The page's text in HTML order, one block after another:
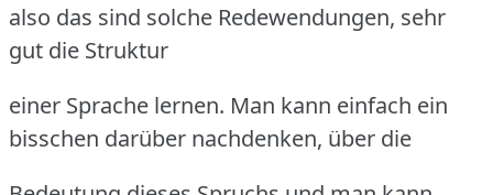
also das sind solche Redewendungen, sehr
gut die Struktur
einer Sprache lernen. Man kann einfach ein
bisschen darüber nachdenken, über die